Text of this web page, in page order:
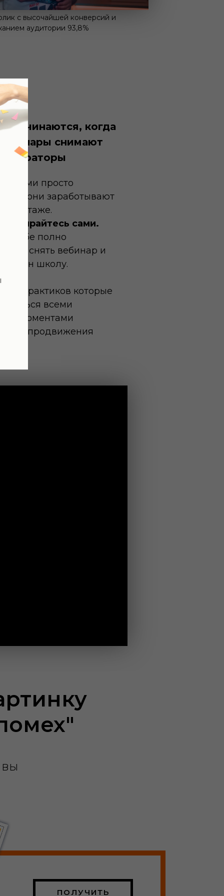
просто
— они заработывают
монтаже.
сами.
ютубе полно
как снять вебинар и
школу.
практиков которые
всеми
моментами
и продвижения
начинаются, когда
снимают
с высочайшей конверсий и
аудитории 93,8%
ПОЛУЧИТЬ